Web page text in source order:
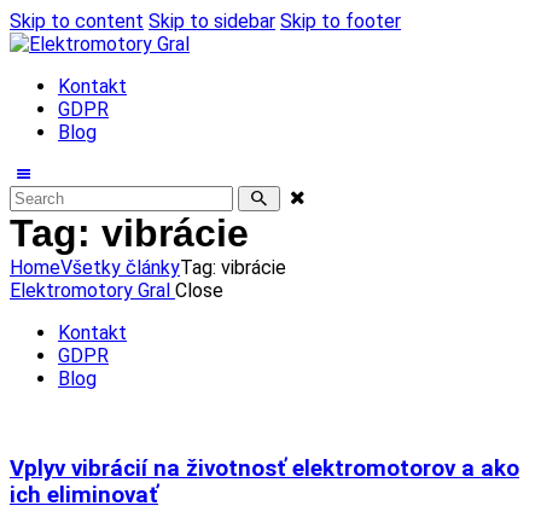
Skip to content Skip to sidebar Skip to footer
Kontakt
GDPR
Blog
Tag: vibrácie
HomeVšetky článkyTag: vibrácie
Elektromotory Gral Close
Kontakt
GDPR
Blog
Vplyv vibrácií na životnosť elektromotorov a ako
ich eliminovať